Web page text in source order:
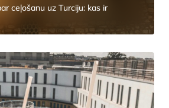
ceļošanu uz Turciju: kas ir